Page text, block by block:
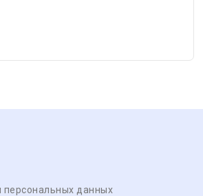
персональных данных